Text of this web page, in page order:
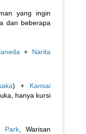
yang ingin
dan beberapa
+ Narita
) + Kansai
hanya kursi
Park, Warisan